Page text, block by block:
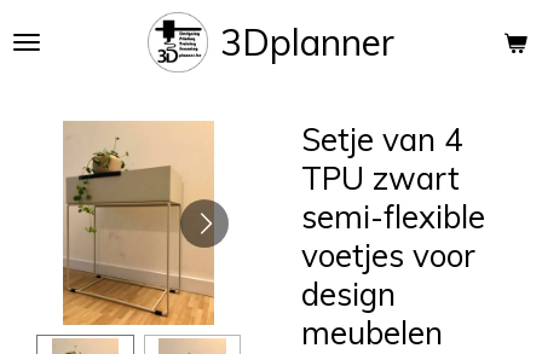
direct
hoofdinhoud
3Dplanner
Setje van 4
TPU zwart
semi-flexible
voetjes voor
design
meubelen